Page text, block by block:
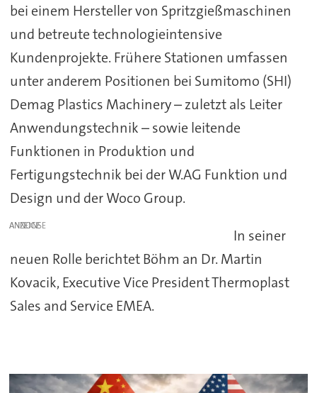
bei einem Hersteller von Spritzgießmaschinen
und betreute technologieintensive
Kundenprojekte. Frühere Stationen umfassen
unter anderem Positionen bei Sumitomo (SHI)
Demag Plastics Machinery – zuletzt als Leiter
Anwendungstechnik – sowie leitende
Funktionen in Produktion und
Fertigungstechnik bei der W.AG Funktion und
Design und der Woco Group.
ANZEIGE
In seiner
neuen Rolle berichtet Böhm an Dr. Martin
Kovacik, Executive Vice President Thermoplast
Sales and Service EMEA.